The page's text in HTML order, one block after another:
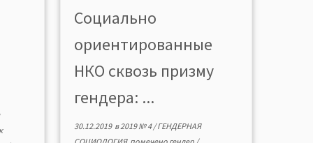
ношение к приоритетным
общественным задачам и главным
социальным ресурсам СОНКО. В
является то, что некоммерческий
репрезентируется […]
Социально
ориентированные
НКО сквозь призму
гендера: ...
30.12.2019в2019 № 4/ГЕНДЕРНАЯ